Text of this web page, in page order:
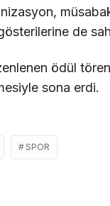
de
ödül
sona erdi.
SPOR